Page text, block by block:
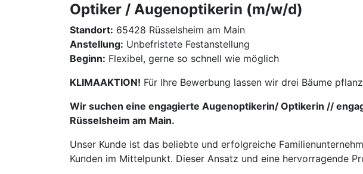
Optiker / Augenoptikerin (m/w/d)
Standort: 65428 Rüsselsheim am Main
Anstellung: Unbefristete Festanstellung
Beginn: Flexibel, gerne so schnell wie möglich
KLIMAAKTION! Für Ihre Bewerbung lassen wir drei Bäume
Wir suchen eine engagierte Augenoptikerin/ Optikerin //
Rüsselsheim am Main.
Unser Kunde ist das beliebte und erfolgreiche
Kunden im Mittelpunkt. Dieser Ansatz und eine hervorragende